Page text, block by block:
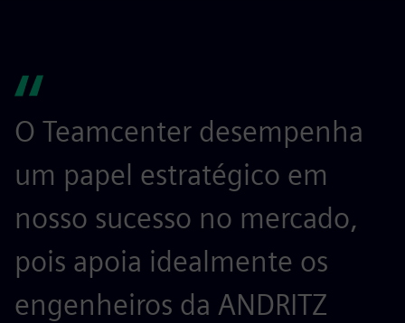
O Teamcenter desempenha
um papel estratégico em
nosso sucesso no mercado,
pois apoia idealmente os
engenheiros da ANDRITZ